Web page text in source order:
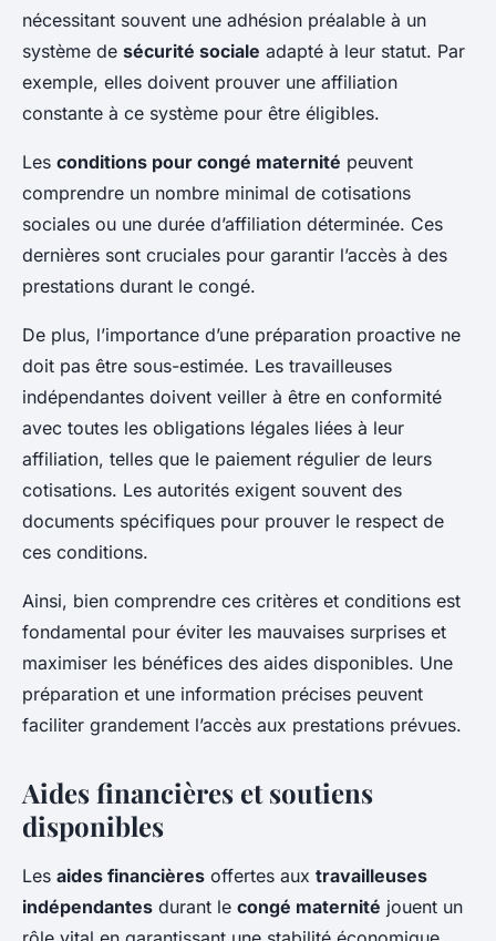
nécessitant souvent une adhésion préalable à un
système de sécurité sociale adapté à leur statut. Par
exemple, elles doivent prouver une affiliation
constante à ce système pour être éligibles.
Les conditions pour congé maternité peuvent
comprendre un nombre minimal de cotisations
sociales ou une durée d’affiliation déterminée. Ces
dernières sont cruciales pour garantir l’accès à des
prestations durant le congé.
De plus, l’importance d’une préparation proactive ne
doit pas être sous-estimée. Les travailleuses
indépendantes doivent veiller à être en conformité
avec toutes les obligations légales liées à leur
affiliation, telles que le paiement régulier de leurs
cotisations. Les autorités exigent souvent des
documents spécifiques pour prouver le respect de
ces conditions.
Ainsi, bien comprendre ces critères et conditions est
fondamental pour éviter les mauvaises surprises et
maximiser les bénéfices des aides disponibles. Une
préparation et une information précises peuvent
faciliter grandement l’accès aux prestations prévues.
Aides financières et soutiens
disponibles
Les aides financières offertes aux travailleuses
indépendantes durant le congé maternité jouent un